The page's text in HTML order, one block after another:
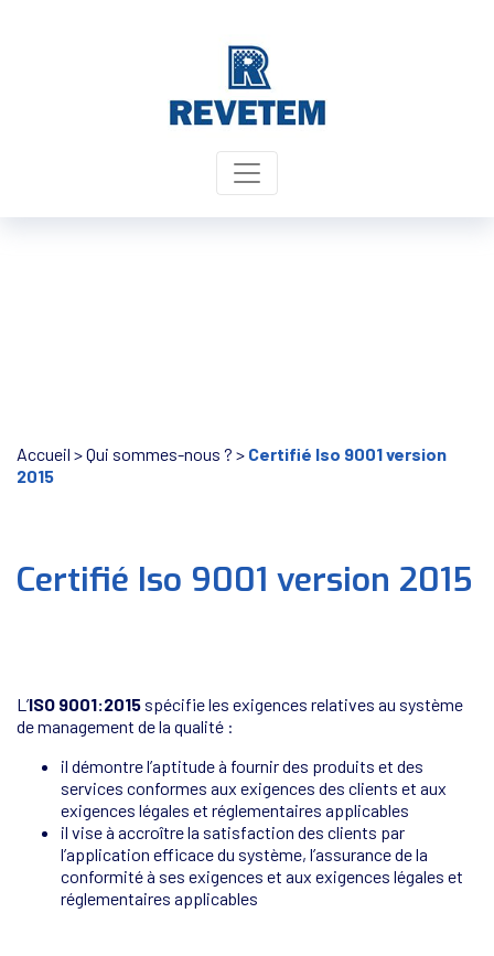
Accueil >Qui sommes-nous ? > Certifié Iso 9001 version
2015
Certifié Iso 9001 version 2015
L’ISO 9001:2015 spécifie les exigences relatives au système
de management de la qualité :
il démontre l’aptitude à fournir des produits et des
services conformes aux exigences des clients et aux
exigences légales et réglementaires applicables
il vise à accroître la satisfaction des clients par
l’application efficace du système, l’assurance de la
conformité à ses exigences et aux exigences légales et
réglementaires applicables